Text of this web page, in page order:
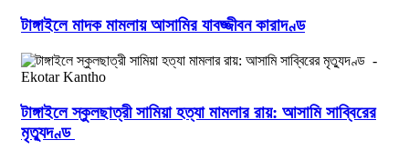
টাঙ্গাইলে মাদক মামলায় আসামির যাবজ্জীবন কারাদণ্ড
টাঙ্গাইলে স্কুলছাত্রী সামিয়া হত্যা মামলার রায়: আসামি সাব্বিরের
মৃত্যুদণ্ড